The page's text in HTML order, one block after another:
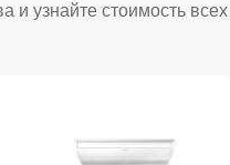
и узнайте стоимость